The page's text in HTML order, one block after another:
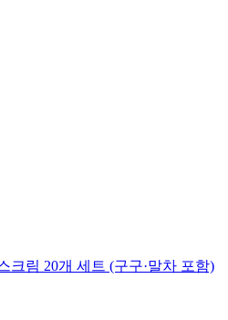
크림 20개 세트 (구구·말차 포함)